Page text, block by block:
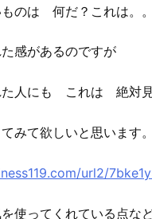
のは 何だ？これは。
感があるのですが
た人にも これは 絶対
みて欲しいと思います。
url2/
使ってくれている点な